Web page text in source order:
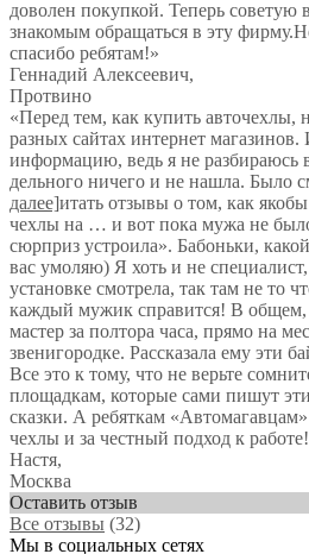
доволен покупкой. Теперь советую
знакомым обращаться в эту
спасибо ребятам!»
Геннадий Алексеевич,
Протвино
«Перед тем, как купить авточехлы,
разных сайтах интернет
информацию, ведь я не разбираюсь
дельного ничего и не нашла. Было
далее]итать отзывы о том, как
чехлы на … и вот пока мужа не
сюрприз устроила». Бабоньки,
вас умоляю) Я хоть и не
установке смотрела, так там не то
каждый мужик справится! В общем,
мастер за полтора часа, прямо на
звенигородке. Рассказала ему эти
Все это к тому, что не верьте
площадкам, которые сами пишут
сказки. А ребяткам
чехлы и за честный подход к работе!
Настя,
Москва
Оставить отзыв
Все отзывы (32)
Мы в социальных сетях